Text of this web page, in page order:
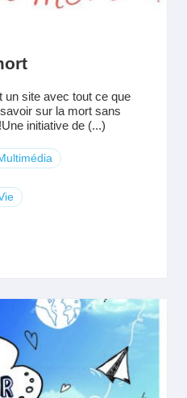
un site avec tout ce que
sur la mort sans
initiative de (...)